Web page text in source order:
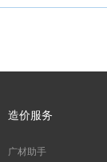
造价服务
广材助手